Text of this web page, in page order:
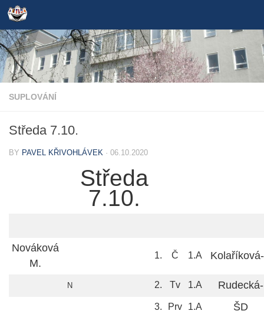
Skip to content
SUPLOVÁNÍ
Středa 7.10.
BY PAVEL KŘIVOHLÁVEK · 06.10.2020
Středa
7.10.
Nováková
M.
1. Č 1.A
N 2. Tv 1.A Rudecká-
3. Prv 1.A ŠD